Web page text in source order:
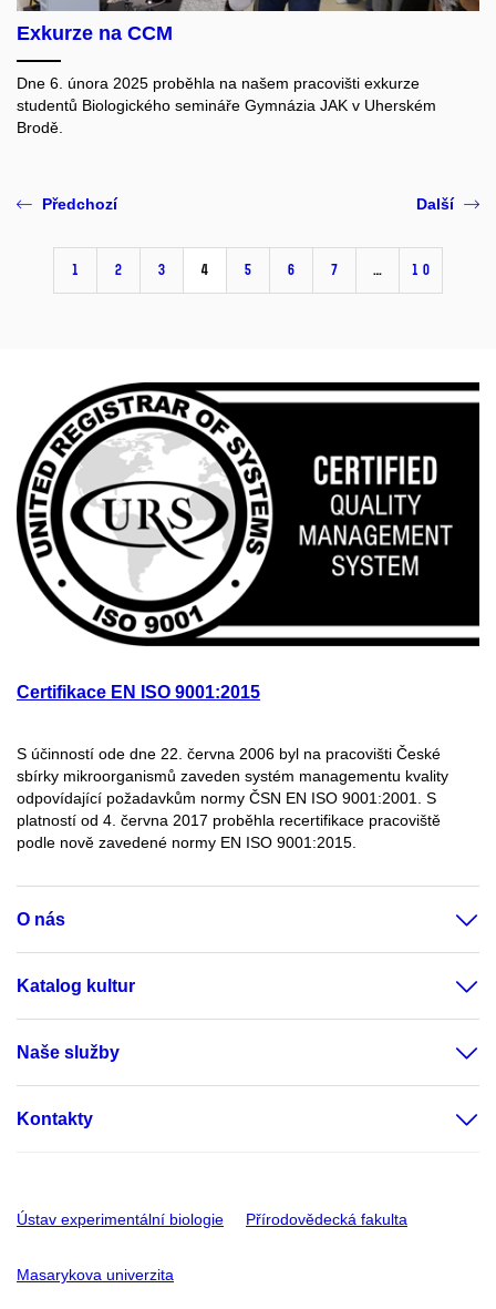
Exkurze na CCM
Dne 6. února 2025 proběhla na našem pracovišti exkurze
studentů Biologického semináře Gymnázia JAK v Uherském
Brodě.
Předchozí
1 2 3 4 5 6 7 … 10
Další
Certifikace EN ISO 9001:2015
S účinností ode dne 22. června 2006 byl na pracovišti České
sbírky mikroorganismů zaveden systém managementu kvality
odpovídající požadavkům normy ČSN EN ISO 9001:2001. S
platností od 4. června 2017 proběhla recertifikace pracoviště
podle nově zavedené normy EN ISO 9001:2015.
O nás
Katalog kultur
Naše služby
Kontakty
Ústav experimentální biologie Přírodovědecká fakulta
Masarykova univerzita